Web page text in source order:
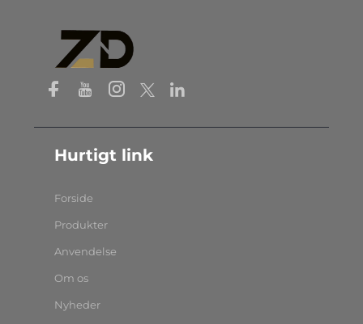
Hurtigt link
Forside
Produkter
Anvendelse
Om os
Nyheder